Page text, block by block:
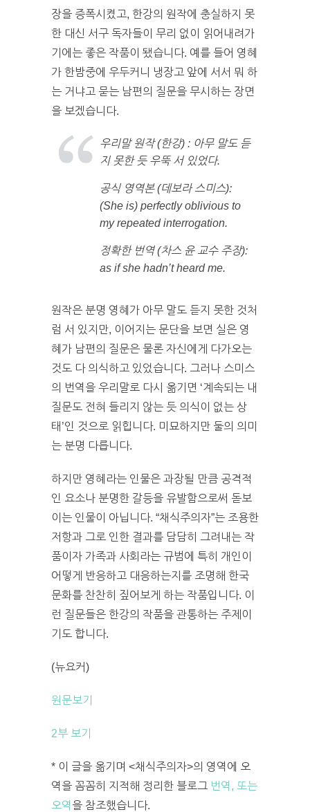
장을 증폭시켰고, 한강의 원작에 충실하지 못
한 대신 서구 독자들이 무리 없이 읽어내려가
기에는 좋은 작품이 됐습니다. 예를 들어 영혜
가 한밤중에 우두커니 냉장고 앞에 서서 뭐 하
는 거냐고 묻는 남편의 질문을 무시하는 장면
을 보겠습니다.
우리말 원작 (한강) : 아무 말도 듣
지 못한 듯 우뚝 서 있었다.
공식 영역본 (데보라 스미스):
(She is) perfectly oblivious to
my repeated interrogation.
정확한 번역 (차스 윤 교수 주장):
as if she hadn’t heard me.
원작은 분명 영혜가 아무 말도 듣지 못한 것처
럼 서 있지만, 이어지는 문단을 보면 실은 영
혜가 남편의 질문은 물론 자신에게 다가오는
것도 다 의식하고 있었습니다. 그러나 스미스
의 번역을 우리말로 다시 옮기면 ‘계속되는 내
질문도 전혀 들리지 않는 듯 의식이 없는 상
태’인 것으로 읽힙니다. 미묘하지만 둘의 의미
는 분명 다릅니다.
하지만 영혜라는 인물은 과장될 만큼 공격적
인 요소나 분명한 갈등을 유발함으로써 돋보
이는 인물이 아닙니다. “채식주의자”는 조용한
저항과 그로 인한 결과를 담담히 그려내는 작
품이자 가족과 사회라는 규범에 특히 개인이
어떻게 반응하고 대응하는지를 조명해 한국
문화를 찬찬히 짚어보게 하는 작품입니다. 이
런 질문들은 한강의 작품을 관통하는 주제이
기도 합니다.
(뉴요커)
원문보기
2부 보기
* 이 글을 옮기며 <채식주의자>의 영역에 오
역을 꼼꼼히 지적해 정리한 블로그 번역, 또는
오역 을 참조했습니다.